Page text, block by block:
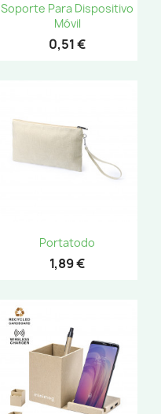
Soporte Para Dispositivo
Móvil
0,51 €
Portatodo
1,89 €